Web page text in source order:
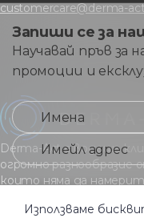
customercare@derma-
Derma-Act е водеща
огромно разнообразие
които няма да
Запиши се за
Научавай пръв за
промоции и
Използваме